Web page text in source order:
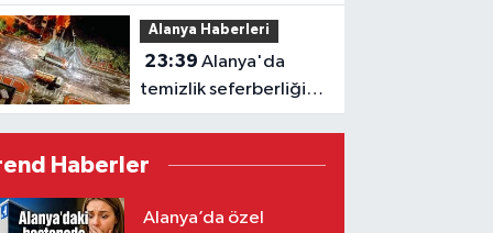
Kaymakam Öztürk'ten
tebrik
Alanya Haberleri
23:39 Alanya'da
temizlik seferberliği:
Ekipler 7 gün 24 saat
Haberler
Alanya’da özel